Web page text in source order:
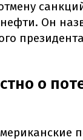
Он
о